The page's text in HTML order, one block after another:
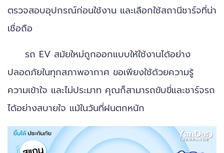
ตรวจสอบอุปกรณ์ก่อนใช้งาน และเลือกใช้สถานีชาร์จที่น่า
เชื่อถือ
รถ EV สมัยใหม่ถูกออกแบบให้ใช้งานได้อย่าง
ปลอดภัยในทุกสภาพอากาศ ขอเพียงใช้ด้วยความรู้
ความเข้าใจ และไม่ประมาท คุณก็สามารถขับขี่และชาร์จรถ
ได้อย่างสบายใจ แม้ในวันที่ฝนตกหนัก